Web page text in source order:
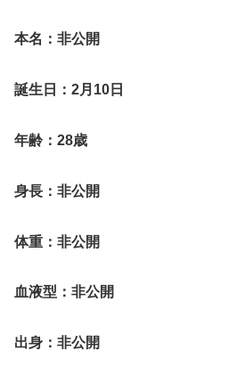
本名：非公開
誕生日：2月10日
年齢：28歳
身長：非公開
体重：非公開
血液型：非公開
出身：非公開